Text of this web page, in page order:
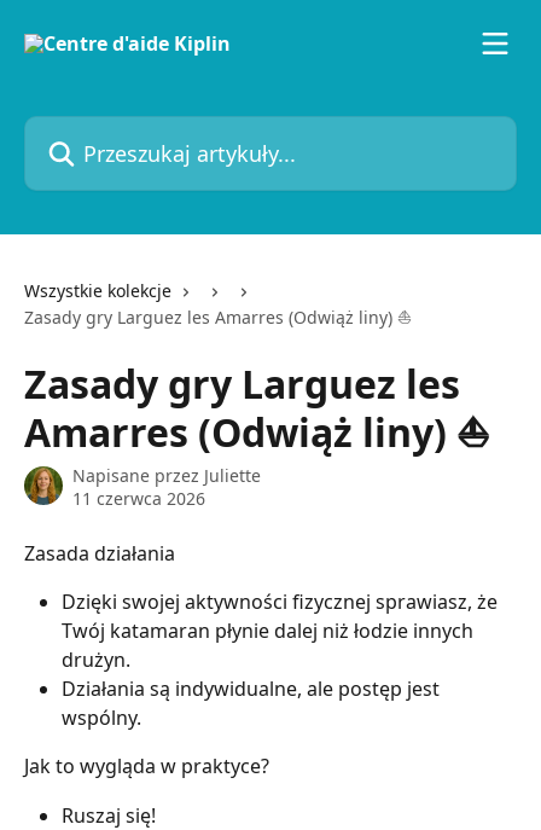
Przeszukaj artykuły...
Wszystkie kolekcje
Zasady gry Larguez les Amarres (Odwiąż liny) ⛵
Zasady gry Larguez les
Amarres (Odwiąż liny) ⛵
Napisane przez Juliette
11 czerwca 2026
Zasada działania
Dzięki swojej aktywności fizycznej sprawiasz, że
Twój katamaran płynie dalej niż łodzie innych
drużyn.
Działania są indywidualne, ale postęp jest
wspólny.
Jak to wygląda w praktyce?
Ruszaj się!